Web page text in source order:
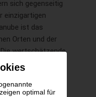
optimal für
sich gegenseitig
einzigartigen
ist das
Orten und der
wertschätzende
schafft
und
betont